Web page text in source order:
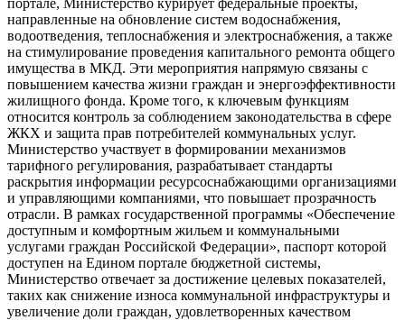
портале, Министерство курирует федеральные проекты,
направленные на обновление систем водоснабжения,
водоотведения, теплоснабжения и электроснабжения, а также
на стимулирование проведения капитального ремонта общего
имущества в МКД. Эти мероприятия напрямую связаны с
повышением качества жизни граждан и энергоэффективности
жилищного фонда. Кроме того, к ключевым функциям
относится контроль за соблюдением законодательства в сфере
ЖКХ и защита прав потребителей коммунальных услуг.
Министерство участвует в формировании механизмов
тарифного регулирования, разрабатывает стандарты
раскрытия информации ресурсоснабжающими организациями
и управляющими компаниями, что повышает прозрачность
отрасли. В рамках государственной программы «Обеспечение
доступным и комфортным жильем и коммунальными
услугами граждан Российской Федерации», паспорт которой
доступен на Едином портале бюджетной системы,
Министерство отвечает за достижение целевых показателей,
таких как снижение износа коммунальной инфраструктуры и
увеличение доли граждан, удовлетворенных качеством